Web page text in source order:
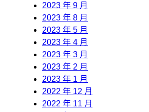
2023 年 9 月
2023 年 8 月
2023 年 5 月
2023 年 4 月
2023 年 3 月
2023 年 2 月
2023 年 1 月
2022 年 12 月
2022 年 11 月